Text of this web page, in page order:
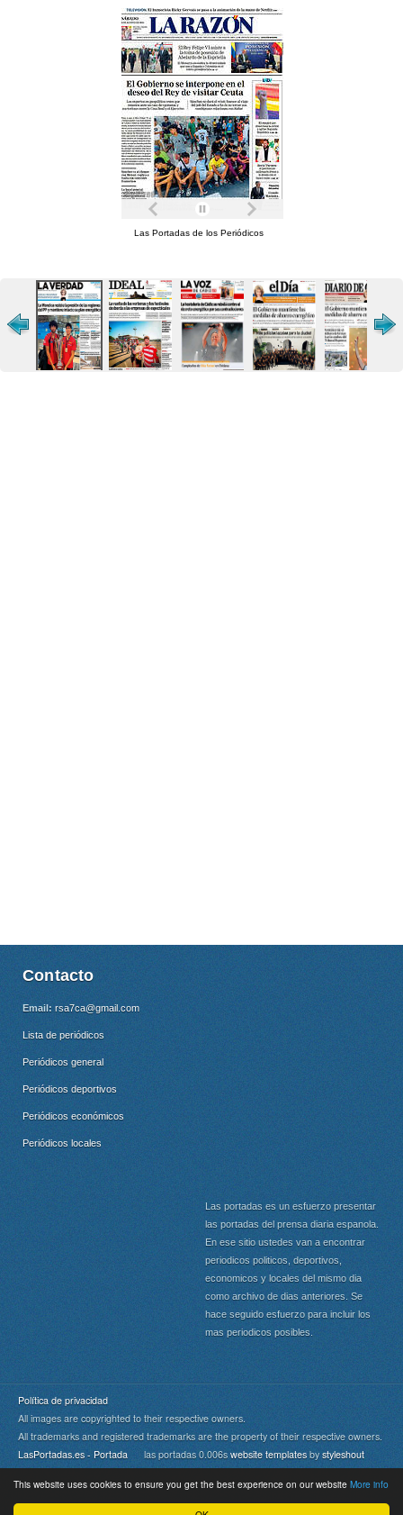
This website uses cookies to ensure you get the best experience on our website More info
Las Portadas de los Periódicos
Contacto
Email: rsa7ca@gmail.com
Lista de periódicos
Periódicos general
Periódicos deportivos
Periódicos económicos
Periódicos locales
Las portadas es un esfuerzo presentar
las portadas del prensa diaria espanola.
En ese sitio ustedes van a encontrar
periodicos politicos, deportivos,
economicos y locales del mismo dia
como archivo de dias anteriores. Se
hace seguido esfuerzo para incluir los
mas periodicos posibles.
Política de privacidad
All images are copyrighted to their respective owners.
All trademarks and registered trademarks are the property of their respective owners.
LasPortadas.es - Portada las portadas 0.006s website templates by styleshout